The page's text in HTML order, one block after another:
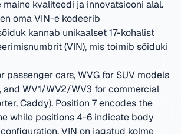
maine kvaliteedi ja innovatsiooni alal.
oma VIN-e kodeerib
kannab unikaalset 17-kohalist
(VIN), mis toimib sõiduki
passenger cars, WVG for SUV models
and WV1/WV2/WV3 for commercial
Caddy). Position 7 encodes the
while positions 4-6 indicate body
VIN on jagatud kolme